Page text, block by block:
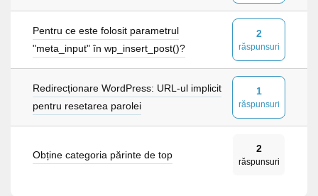
Pentru ce este folosit parametrul
"meta_input" în wp_insert_post()?
2
răspunsuri
Redirecționare WordPress: URL-ul implicit
pentru resetarea parolei
1
răspunsuri
Obține categoria părinte de top
2
răspunsuri